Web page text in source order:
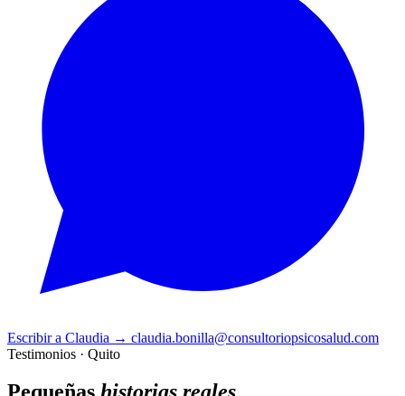
Escribir a Claudia → claudia.bonilla@consultoriopsicosalud.com
Testimonios · Quito